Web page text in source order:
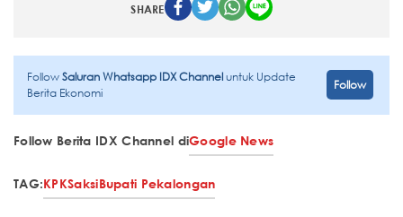
SHARE
FollowSaluran Whatsapp IDX Channeluntuk Update
Berita Ekonomi
Follow
Follow Berita IDX Channel diGoogle News
TAG:KPKSaksiBupati Pekalongan